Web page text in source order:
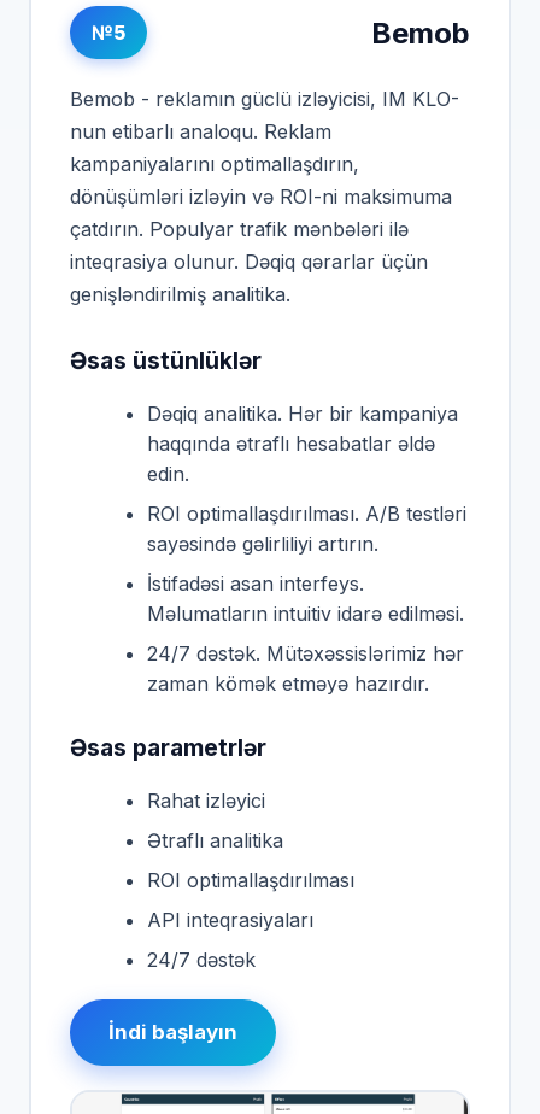
№5 Bemob
Bemob - reklamın güclü izləyicisi, IM KLO-
nun etibarlı analoqu. Reklam
kampaniyalarını optimallaşdırın,
dönüşümləri izləyin və ROI-ni maksimuma
çatdırın. Populyar trafik mənbələri ilə
inteqrasiya olunur. Dəqiq qərarlar üçün
genişləndirilmiş analitika.
Əsas üstünlüklər
Dəqiq analitika. Hər bir kampaniya
haqqında ətraflı hesabatlar əldə
edin.
ROI optimallaşdırılması. A/B testləri
sayəsində gəlirliliyi artırın.
İstifadəsi asan interfeys.
Məlumatların intuitiv idarə edilməsi.
24/7 dəstək. Mütəxəssislərimiz hər
zaman kömək etməyə hazırdır.
Əsas parametrlər
Rahat izləyici
Ətraflı analitika
ROI optimallaşdırılması
API inteqrasiyaları
24/7 dəstək
İndi başlayın